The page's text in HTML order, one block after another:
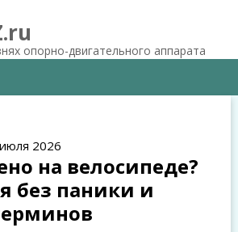
опорно-двигательного аппарата
2026
на велосипеде?
без паники и